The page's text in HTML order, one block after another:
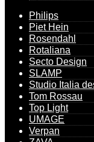
Philips
Piet Hein
Rosendahl
Rotaliana
Secto Design
SLAMP
Studio Italia
Tom Rossau
Top Light
UMAGE
Verpan